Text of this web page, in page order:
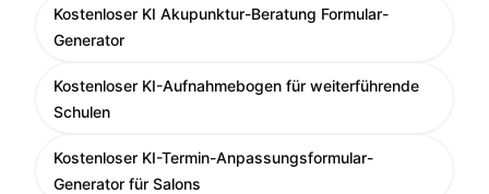
Kostenloser KI Akupunktur-Beratung Formular-
Generator
Kostenloser KI-Aufnahmebogen für weiterführende
Schulen
Kostenloser KI-Termin-Anpassungsformular-
Generator für Salons